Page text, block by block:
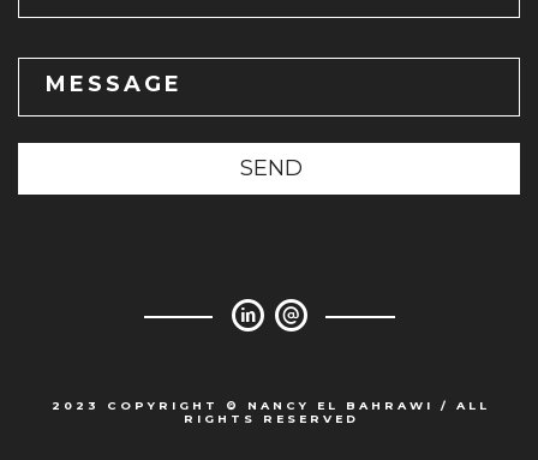
MESSAGE
SEND
2023 COPYRIGHT © NANCY EL BAHRAWI / ALL
RIGHTS RESERVED